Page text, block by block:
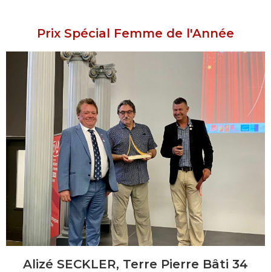
Prix Spécial Femme de l'Année
Alizé SECKLER, Terre Pierre Bâti 34